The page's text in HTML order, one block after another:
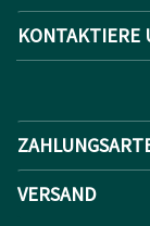
KONTAKTIERE
VERSAND